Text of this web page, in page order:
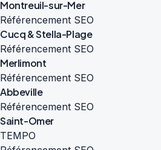
Montreuil-sur-Mer
Référencement SEO
Cucq & Stella-Plage
Référencement SEO
Merlimont
Référencement SEO
Abbeville
Référencement SEO
Saint-Omer
TEMPO